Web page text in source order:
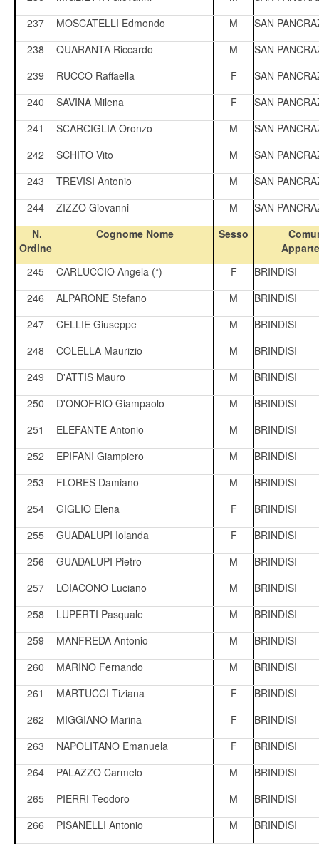
237
MOSCATELLI Edmondo M
SAN
238
QUARANTA Riccardo M
SAN
239
RUCCO Raffaella F
SAN
240
SAVINA Milena F
SAN
241
SCARCIGLIA Oronzo M
SAN
242
SCHITO Vito M
SAN
243
TREVISI Antonio M
SAN
244
ZIZZO Giovanni M
SAN
N.
Ordine
Cognome Nome Sesso
245
CARLUCCIO Angela (*) F
BRINDISI
246
ALPARONE Stefano M
BRINDISI
247
CELLIE Giuseppe M
BRINDISI
248
COLELLA Maurizio M
BRINDISI
249
D'ATTIS Mauro M
BRINDISI
250
D'ONOFRIO Giampaolo M
BRINDISI
251
ELEFANTE Antonio M
BRINDISI
252
EPIFANI Giampiero M
BRINDISI
253
FLORES Damiano M
BRINDISI
254
GIGLIO Elena F
BRINDISI
255
GUADALUPI Iolanda F
BRINDISI
256
GUADALUPI Pietro M
BRINDISI
257
LOIACONO Luciano M
BRINDISI
258
LUPERTI Pasquale M
BRINDISI
259
MANFREDA Antonio M
BRINDISI
260
MARINO Fernando M
BRINDISI
261
MARTUCCI Tiziana F
BRINDISI
262
MIGGIANO Marina F
BRINDISI
263
NAPOLITANO Emanuela F
BRINDISI
264
PALAZZO Carmelo M
BRINDISI
265
PIERRI Teodoro M
BRINDISI
266
PISANELLI Antonio M
BRINDISI